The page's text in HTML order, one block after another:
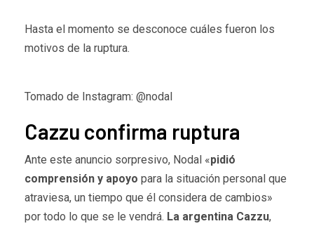
Hasta el momento se desconoce cuáles fueron los
motivos de la ruptura.
Tomado de Instagram: @nodal
Cazzu confirma ruptura
Ante este anuncio sorpresivo, Nodal «pidió
comprensión y apoyo para la situación personal que
atraviesa, un tiempo que él considera de cambios»
por todo lo que se le vendrá. La argentina Cazzu,